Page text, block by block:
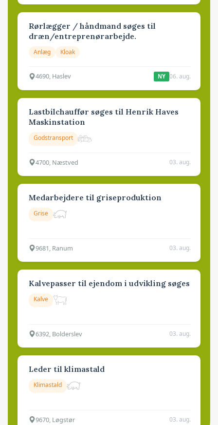
Rørlægger / håndmand søges til
dræn/entreprenørarbejde.
Anlæg Kloak
4690, Haslev NY 06. aug.
Lastbilchauffør søges til Henrik Haves
Maskinstation
Godstransport
4700, Næstved 03. aug.
Medarbejdere til griseproduktion
Grise
9681, Ranum 03. aug.
Kalvepasser til ejendom i udvikling søges
Kalve
6392, Bolderslev 03. aug.
Leder til klimastald
Klimastald
9670, Løgstør 03. aug.